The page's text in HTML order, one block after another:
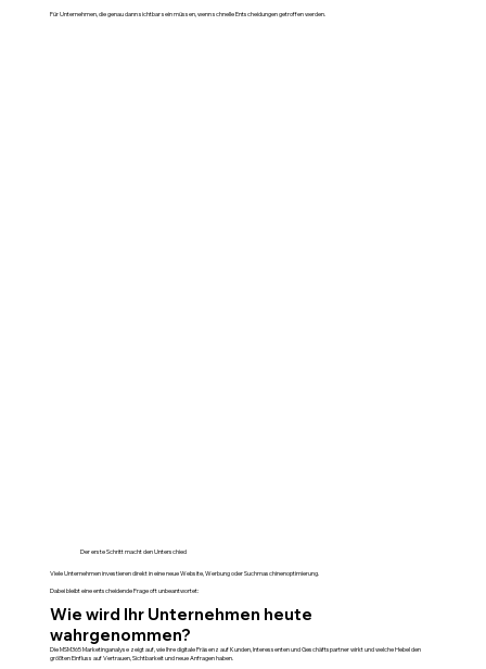
Für Unternehmen, die genau dann sichtbar sein müssen, wenn schnelle Entscheidungen getroffen werden.
Der erste Schritt macht den Unterschied
Viele Unternehmen investieren direkt in eine neue Website, Werbung oder Suchmaschinenoptimierung.
Dabei bleibt eine entscheidende Frage oft unbeantwortet:
Wie wird Ihr Unternehmen heute
wahrgenommen?
Die MSM365 Marketinganalyse zeigt auf, wie Ihre digitale Präsenz auf Kunden, Interessenten und Geschäftspartner wirkt und welche Hebel den
größten Einfluss auf Vertrauen, Sichtbarkeit und neue Anfragen haben.